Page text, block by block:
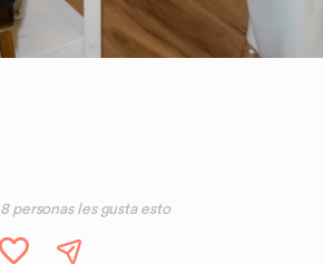
8personas les gusta esto